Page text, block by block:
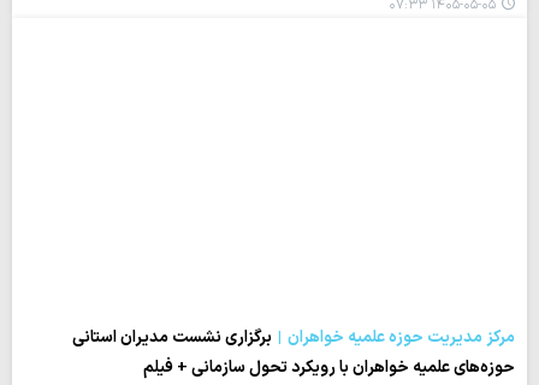
۱۴۰۵-۰۵-۰۵ ۰۷:۳۳
مرکز مدیریت حوزه علمیه خواهران
برگزاری نشست مدیران استانی
حوزه‌های علمیه خواهران با رویکرد تحول سازمانی + فیلم